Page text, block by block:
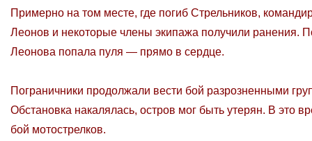
Примерно на том месте, где погиб Стрельников,
Леонов и некоторые члены экипажа получили ранения.
Леонова попала пуля — прямо в сердце.
Пограничники продолжали вести бой разрозненными
Обстановка накалялась, остров мог быть утерян. В это
бой мотострелков.